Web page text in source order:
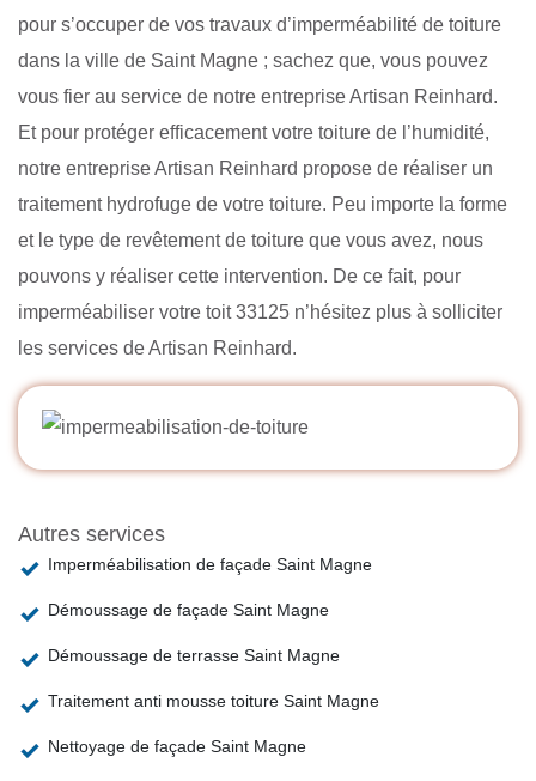
pour s’occuper de vos travaux d’imperméabilité de toiture
dans la ville de Saint Magne ; sachez que, vous pouvez
vous fier au service de notre entreprise Artisan Reinhard.
Et pour protéger efficacement votre toiture de l’humidité,
notre entreprise Artisan Reinhard propose de réaliser un
traitement hydrofuge de votre toiture. Peu importe la forme
et le type de revêtement de toiture que vous avez, nous
pouvons y réaliser cette intervention. De ce fait, pour
imperméabiliser votre toit 33125 n’hésitez plus à solliciter
les services de Artisan Reinhard.
Autres services
Imperméabilisation de façade Saint Magne
Démoussage de façade Saint Magne
Démoussage de terrasse Saint Magne
Traitement anti mousse toiture Saint Magne
Nettoyage de façade Saint Magne